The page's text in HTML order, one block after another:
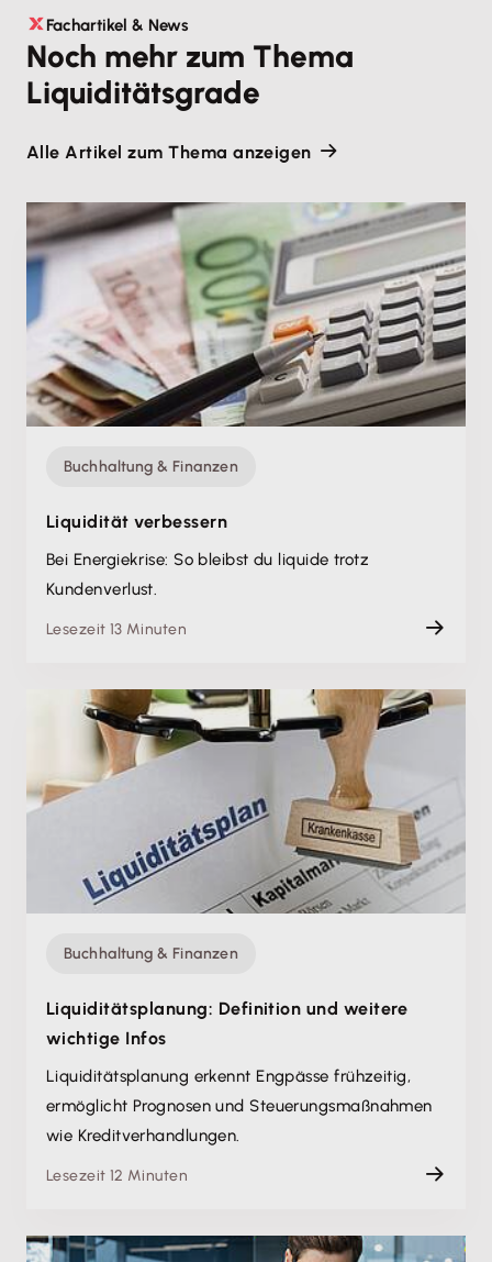
Fachartikel & News
Noch mehr zum Thema
Liquiditätsgrade
Alle Artikel zum Thema anzeigen
Buchhaltung & Finanzen
Liquidität verbessern
Bei Energiekrise: So bleibst du liquide trotz
Kundenverlust.
Lesezeit 13 Minuten
Buchhaltung & Finanzen
Liquiditätsplanung: Definition und weitere
wichtige Infos
Liquiditätsplanung erkennt Engpässe frühzeitig,
ermöglicht Prognosen und Steuerungsmaßnahmen
wie Kreditverhandlungen.
Lesezeit 12 Minuten